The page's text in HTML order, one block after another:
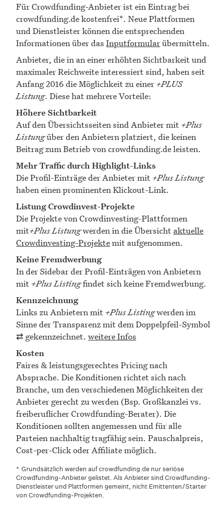
Für Crowdfunding-Anbieter ist ein Eintrag bei
crowdfunding.de kostenfrei*. Neue Plattformen
und Dienstleister können die entsprechenden
Informationen über das Inputformularübermitteln.
Anbieter, die in an einer erhöhten Sichtbarkeit und
maximaler Reichweite interessiert sind, haben seit
Anfang 2016 die Möglichkeit zu einer +PLUS
Listung. Diese hat mehrere Vorteile:
Höhere Sichtbarkeit
Auf den Übersichtsseiten sind Anbieter mit +Plus
Listungüber den Anbietern platziert, die keinen
Beitrag zum Betrieb von crowdfunding.de leisten.
Mehr Traffic durch Highlight-Links
Die Profil-Einträge der Anbieter mit +Plus Listung
haben einen prominenten Klickout-Link.
Listung Crowdinvest-Projekte
Die Projekte von Crowdinvesting-Plattformen
mit+Plus Listungwerden in die Übersicht aktuelle
Crowdinvesting-Projektemit aufgenommen.
Keine Fremdwerbung
In der Sidebar der Profil-Einträgen von Anbietern
mit +Plus Listingfindet sich keine Fremdwerbung.
Kennzeichnung
Links zu Anbietern mit +Plus Listingwerden im
Sinne der Transparenz mit dem Doppelpfeil-Symbol
⇄ gekennzeichnet. weitere Infos
Kosten
Faires & leistungsgerechtes Pricing nach
Absprache. Die Konditionen richtet sich nach
Branche, um den verschiedenen Möglichkeiten der
Anbieter gerecht zu werden (Bsp. Großkanzlei vs.
freiberuflicher Crowdfunding-Berater). Die
Konditionen sollten angemessen und für alle
Parteien nachhaltig tragfähig sein. Pauschalpreis,
Cost-per-Click oder Affiliate möglich.
* Grundsätzlich werden auf crowdfunding.de nur seriöse
Crowdfunding-Anbieter gelistet. Als Anbieter sind Crowdfunding-
Dienstleister und Plattformen gemeint, nicht Emittenten/Starter
von Crowdfunding-Projekten.